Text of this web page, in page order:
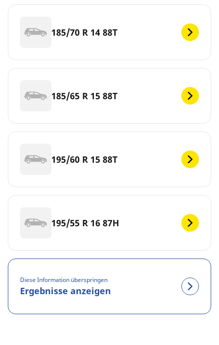
185/70 R 14 88T
185/65 R 15 88T
195/60 R 15 88T
195/55 R 16 87H
Diese Information überspringen
Ergebnisse anzeigen